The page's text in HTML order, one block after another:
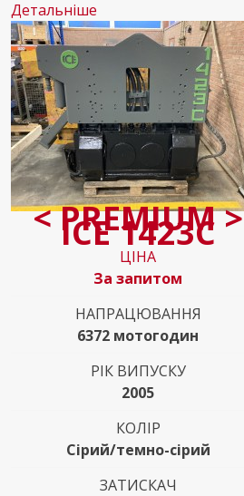
Детальніше
< PREMIUM >
ICE 1423C
ЦІНА
За запитом
НАПРАЦЮВАННЯ
6372 мотогодин
РІК ВИПУСКУ
2005
КОЛІР
Сірий/темно-сірий
ЗАТИСКАЧ